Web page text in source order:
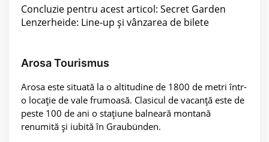
Concluzie pentru acest articol: Secret Garden
Lenzerheide: Line-up și vânzarea de bilete
Arosa Tourismus
Arosa este situată la o altitudine de 1800 de metri într-
o locație de vale frumoasă. Clasicul de vacanță este de
peste 100 de ani o stațiune balneară montană
renumită și iubită în Graubünden.